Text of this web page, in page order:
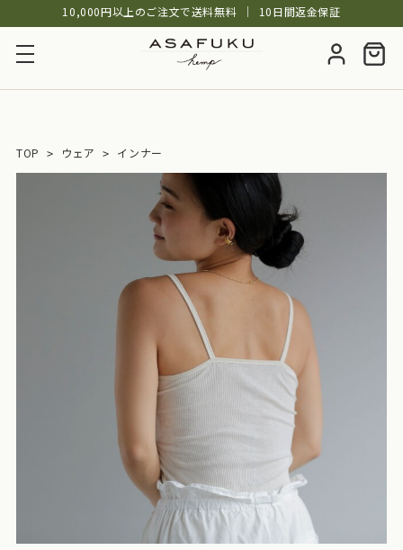
10,000円以上のご注文で送料無料 │ 10日間返金保証
TOP ウェア インナー